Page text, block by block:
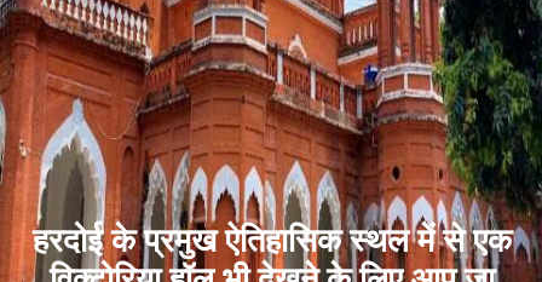
हरदोई के प्रमुख ऐतिहासिक स्थल में से एक